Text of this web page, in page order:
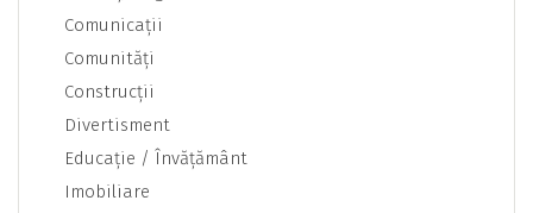
Comunicaţii
Comunităţi
Construcţii
Divertisment
Educaţie / Învăţământ
Imobiliare